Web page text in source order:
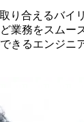
合えるバイ
業務をスムー
きるエンジニ